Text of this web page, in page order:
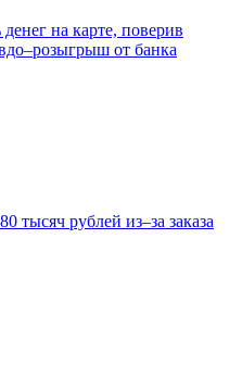
на карте, поверив
от банка
тысяч рублей из–за заказа